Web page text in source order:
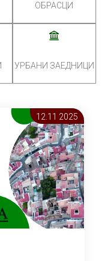
ОБРАСЦИ
УРБАНИ ЗАЕДНИЦИ
12.11 2025